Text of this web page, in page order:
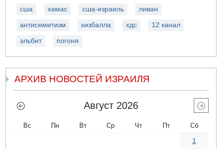
сша хамас сша-израиль ливан
антисемитизм хизбалла хдс 12 канал
эльбит погоня
АРХИВ НОВОСТЕЙ ИЗРАИЛЯ
Август 2026
Вс Пн Вт Ср Чт Пт Сб
1